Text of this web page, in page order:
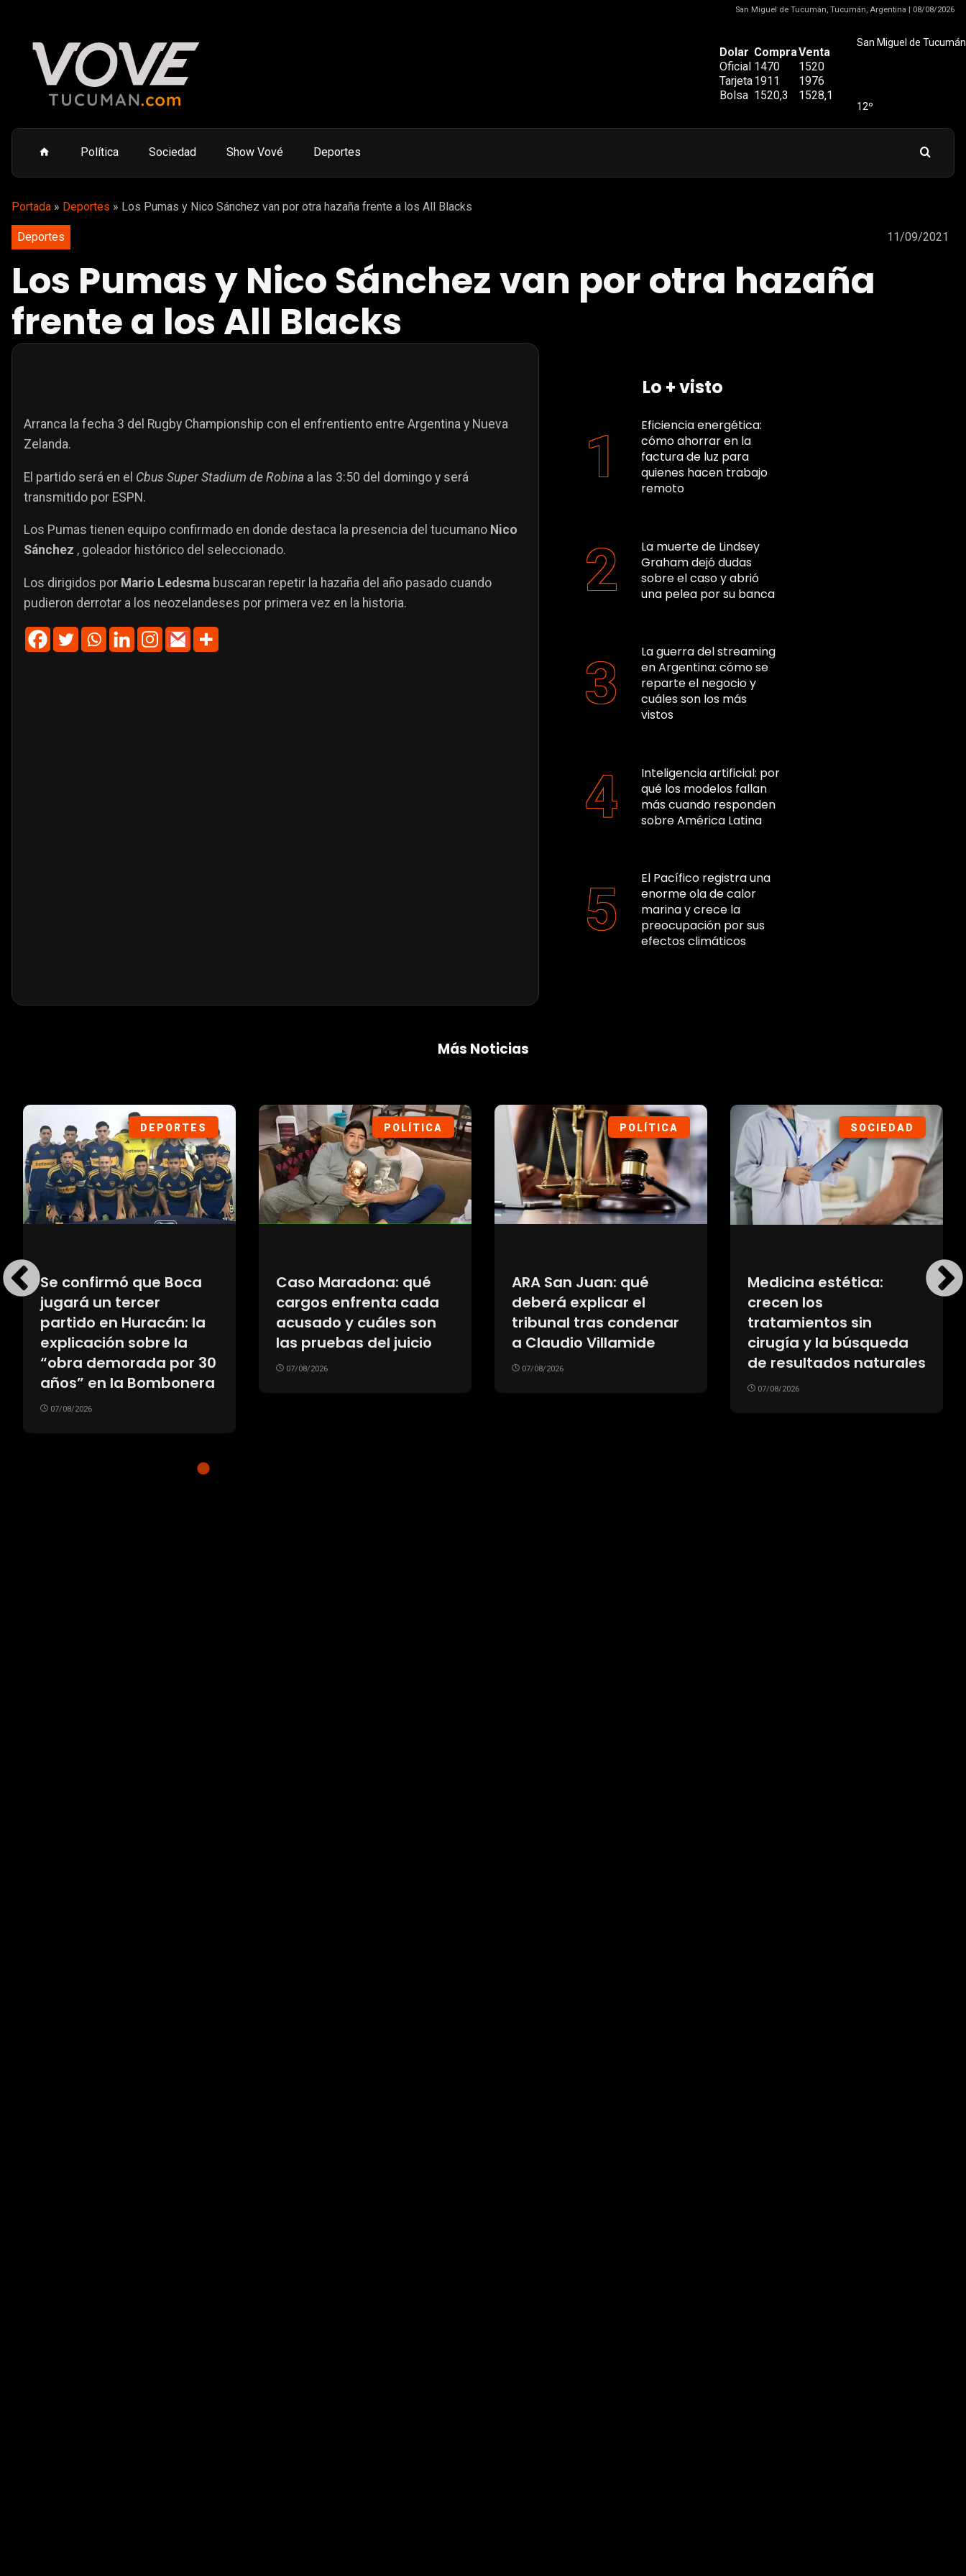
San Miguel de Tucumán, Tucumán, Argentina | 08/08/2026
Dolar CompraVenta
Oficial 1470
1520
Tarjeta1911
1976
Bolsa 1520,3 1528,1
San Miguel de Tucumán
12º
Política Sociedad Show Vové Deportes
Portada » Deportes » Los Pumas y Nico Sánchez van por otra hazaña frente a los All Blacks
Deportes 11/09/2021
Los Pumas y Nico Sánchez van por otra hazaña
frente a los All Blacks
Arranca la fecha 3 del Rugby Championship con el enfrentiento entre Argentina y Nueva
Zelanda.
El partido será en el Cbus Super Stadium de Robina a las 3:50 del domingo y será
transmitido por ESPN.
Los Pumas tienen equipo confirmado en donde destaca la presencia del tucumano Nico
Sánchez , goleador histórico del seleccionado.
Los dirigidos por Mario Ledesma buscaran repetir la hazaña del año pasado cuando
pudieron derrotar a los neozelandeses por primera vez en la historia.
Lo + visto
Eficiencia energética:
cómo ahorrar en la
factura de luz para
quienes hacen trabajo
remoto
La muerte de Lindsey
Graham dejó dudas
sobre el caso y abrió
una pelea por su banca
La guerra del streaming
en Argentina: cómo se
reparte el negocio y
cuáles son los más
vistos
Inteligencia artificial: por
qué los modelos fallan
más cuando responden
sobre América Latina
El Pacífico registra una
enorme ola de calor
marina y crece la
preocupación por sus
efectos climáticos
Más Noticias
POLÍTICA
ARA San Juan: qué
deberá explicar el
tribunal tras condenar
a Claudio Villamide
07/08/2026
SOCIEDAD
Medicina estética:
crecen los
tratamientos sin
cirugía y la búsqueda
de resultados naturales
DEPORTES
Siguen las salidas en
River: los tres
futbolistas que fueron
presentados en sus
nuevos clubes y los
SOCIEDAD
Los autos fabricados en
el país copan el podio
de ventas pese al
avance de los
importados
07/08/2026